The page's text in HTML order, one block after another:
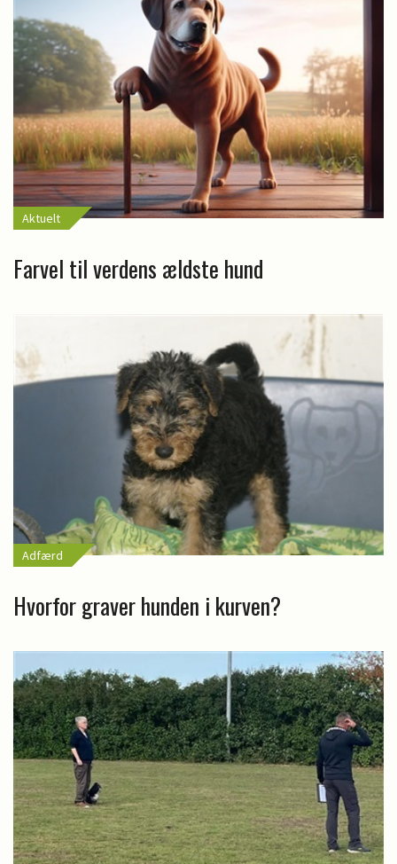
Aktuelt
Farvel til verdens ældste hund
Adfærd
Hvorfor graver hunden i kurven?